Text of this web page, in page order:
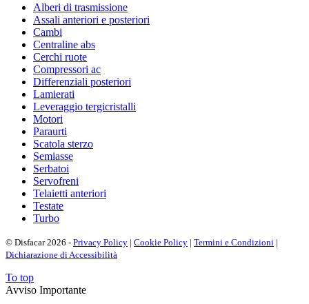
Alberi di trasmissione
Assali anteriori e posteriori
Cambi
Centraline abs
Cerchi ruote
Compressori ac
Differenziali posteriori
Lamierati
Leveraggio tergicristalli
Motori
Paraurti
Scatola sterzo
Semiasse
Serbatoi
Servofreni
Telaietti anteriori
Testate
Turbo
© Disfacar 2026 - Privacy Policy | Cookie Policy | Termini e Condizioni |
Dichiarazione di Accessibilità
To top
Avviso Importante